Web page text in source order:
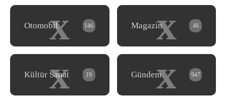
x
Otomobil 146 x
Magazin 46
x
Kültür Sanat 19 x
Gündem 947